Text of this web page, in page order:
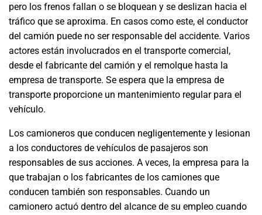
pero los frenos fallan o se bloquean y se deslizan hacia el
tráfico que se aproxima. En casos como este, el conductor
del camión puede no ser responsable del accidente. Varios
actores están involucrados en el transporte comercial,
desde el fabricante del camión y el remolque hasta la
empresa de transporte. Se espera que la empresa de
transporte proporcione un mantenimiento regular para el
vehículo.
Los camioneros que conducen negligentemente y lesionan
a los conductores de vehículos de pasajeros son
responsables de sus acciones. A veces, la empresa para la
que trabajan o los fabricantes de los camiones que
conducen también son responsables. Cuando un
camionero actuó dentro del alcance de su empleo cuando